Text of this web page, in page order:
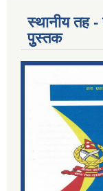
स्थानीय तह -
पुुस्तक